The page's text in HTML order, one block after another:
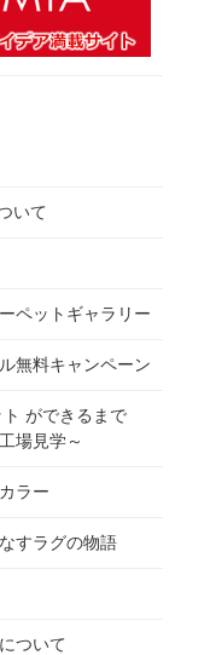
いて
ペットギャラリー
無料キャンペーン
ト ができるまで
場見学～
ラー
すラグの物語
ついて